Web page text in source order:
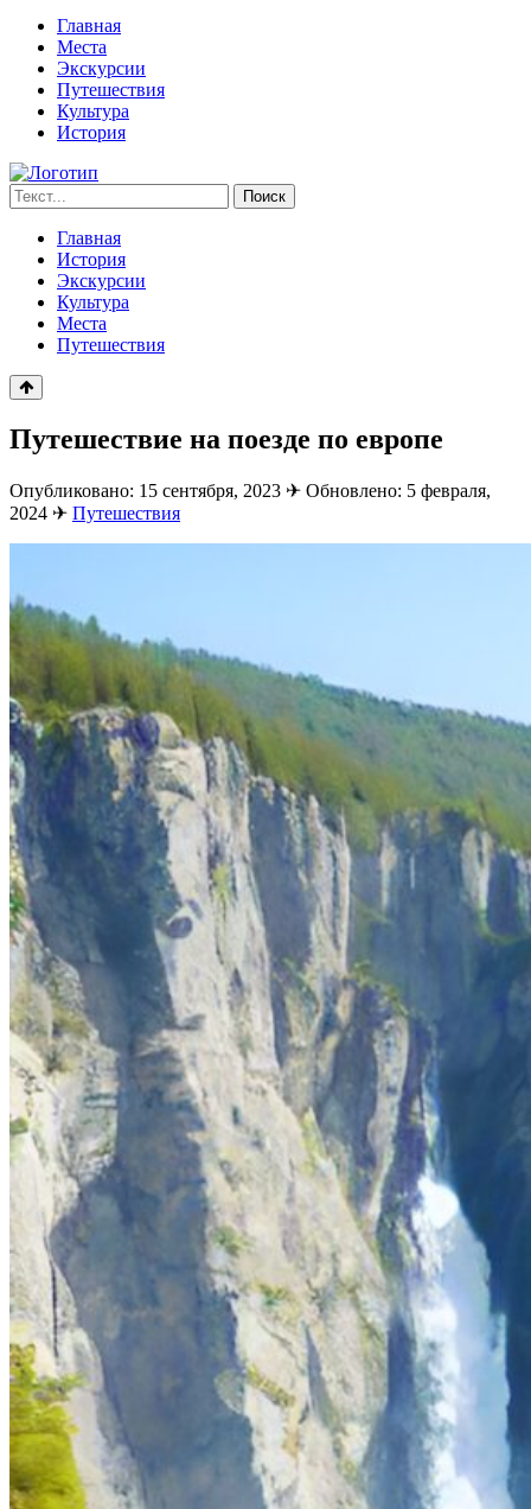
Главная
Места
Экскурсии
Путешествия
Культура
История
Запрос
для
поиска:
Поиск
Главная
История
Экскурсии
Культура
Места
Путешествия
Путешествие на поезде по европе
Опубликовано: 15 сентября, 2023 ✈ Обновлено: 5 февраля,
2024 ✈ Путешествия